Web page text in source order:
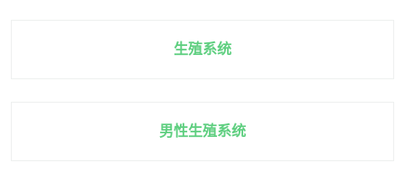
生殖系统
男性生殖系统